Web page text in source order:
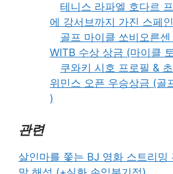
테니스 라파엘 호다르
에 강서브까지 가진 스페
골프 마이클 쏘비오른
WITB 수상 상금 (마이클
쿠와키 시호 프로필 &
위민스 오픈 우승상금 (골
)
관련
살인마를 쫓는 BJ 영화 스트리밍